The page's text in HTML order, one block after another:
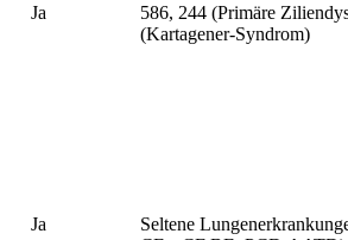
Ja
586, 244 (Primäre
(Kartagener-Syndrom)
Ja
Seltene